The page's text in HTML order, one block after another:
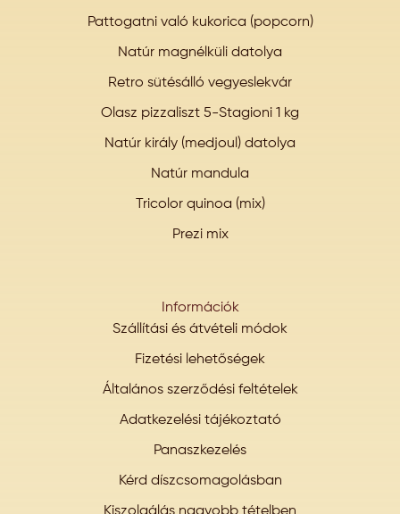
Pattogatni való kukorica (popcorn)
Natúr magnélküli datolya
Retro sütésálló vegyeslekvár
Olasz pizzaliszt 5-Stagioni 1 kg
Natúr király (medjoul) datolya
Natúr mandula
Tricolor quinoa (mix)
Prezi mix
Információk
Szállítási és átvételi módok
Fizetési lehetőségek
Általános szerződési feltételek
Adatkezelési tájékoztató
Panaszkezelés
Kérd díszcsomagolásban